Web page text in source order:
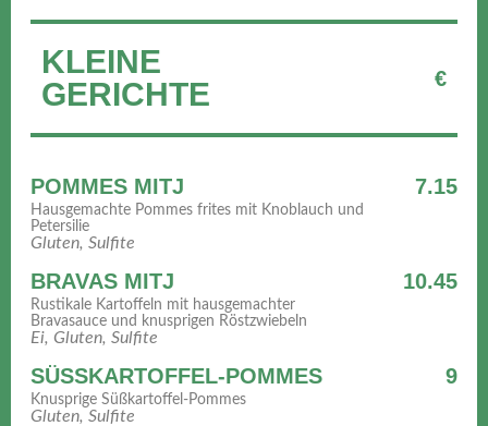
KLEINE
GERICHTE
€
POMMES MITJ 7.15
Hausgemachte Pommes frites mit Knoblauch und
Petersilie
Gluten, Sulfite
BRAVAS MITJ 10.45
Rustikale Kartoffeln mit hausgemachter
Bravasauce und knusprigen Röstzwiebeln
Ei, Gluten, Sulfite
SÜSSKARTOFFEL-POMMES 9
Knusprige Süßkartoffel-Pommes
Gluten, Sulfite